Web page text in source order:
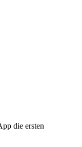
die ersten